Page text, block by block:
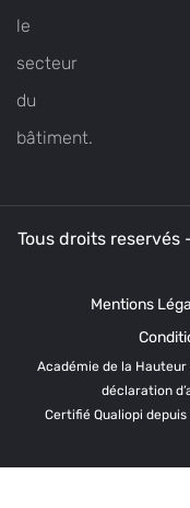
le
secteur
du
bâtiment.
Tous droits reservés
Mentions
Académie de la
déclaration
Certifié Qualiopi